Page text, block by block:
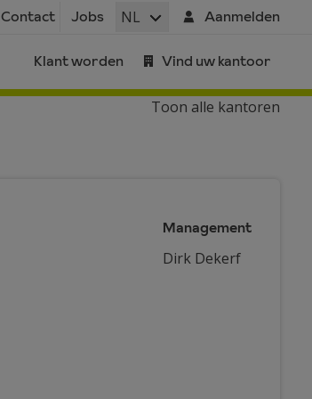
Contact Jobs NL Aanmelden
Klant worden Vind uw kantoor
Toon alle kantoren
Management
Dirk Dekerf